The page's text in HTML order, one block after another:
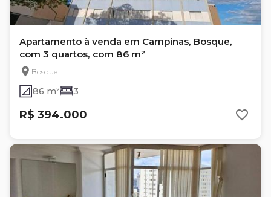
Apartamento à venda em Campinas, Bosque,
com 3 quartos, com 86 m²
Bosque
86 m² 3
R$ 394.000